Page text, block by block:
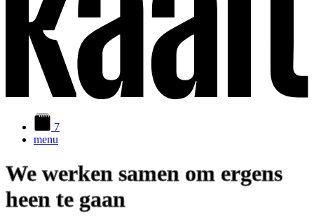
7
menu
We werken samen om ergens
heen te gaan